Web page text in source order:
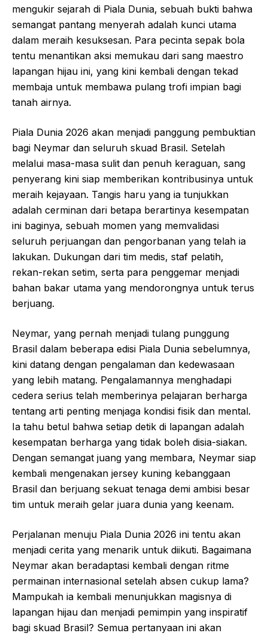
mengukir sejarah di Piala Dunia, sebuah bukti bahwa
semangat pantang menyerah adalah kunci utama
dalam meraih kesuksesan. Para pecinta sepak bola
tentu menantikan aksi memukau dari sang maestro
lapangan hijau ini, yang kini kembali dengan tekad
membaja untuk membawa pulang trofi impian bagi
tanah airnya.
Piala Dunia 2026 akan menjadi panggung pembuktian
bagi Neymar dan seluruh skuad Brasil. Setelah
melalui masa-masa sulit dan penuh keraguan, sang
penyerang kini siap memberikan kontribusinya untuk
meraih kejayaan. Tangis haru yang ia tunjukkan
adalah cerminan dari betapa berartinya kesempatan
ini baginya, sebuah momen yang memvalidasi
seluruh perjuangan dan pengorbanan yang telah ia
lakukan. Dukungan dari tim medis, staf pelatih,
rekan-rekan setim, serta para penggemar menjadi
bahan bakar utama yang mendorongnya untuk terus
berjuang.
Neymar, yang pernah menjadi tulang punggung
Brasil dalam beberapa edisi Piala Dunia sebelumnya,
kini datang dengan pengalaman dan kedewasaan
yang lebih matang. Pengalamannya menghadapi
cedera serius telah memberinya pelajaran berharga
tentang arti penting menjaga kondisi fisik dan mental.
Ia tahu betul bahwa setiap detik di lapangan adalah
kesempatan berharga yang tidak boleh disia-siakan.
Dengan semangat juang yang membara, Neymar siap
kembali mengenakan jersey kuning kebanggaan
Brasil dan berjuang sekuat tenaga demi ambisi besar
tim untuk meraih gelar juara dunia yang keenam.
Perjalanan menuju Piala Dunia 2026 ini tentu akan
menjadi cerita yang menarik untuk diikuti. Bagaimana
Neymar akan beradaptasi kembali dengan ritme
permainan internasional setelah absen cukup lama?
Mampukah ia kembali menunjukkan magisnya di
lapangan hijau dan menjadi pemimpin yang inspiratif
bagi skuad Brasil? Semua pertanyaan ini akan